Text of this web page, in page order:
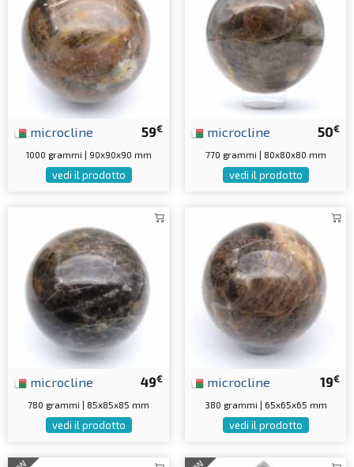
59€
microcline
1000 grammi | 90x90x90 mm
vedi il prodotto
50€
microcline
770 grammi | 80x80x80 mm
vedi il prodotto
49€
microcline
780 grammi | 85x85x85 mm
vedi il prodotto
19€
microcline
380 grammi | 65x65x65 mm
vedi il prodotto